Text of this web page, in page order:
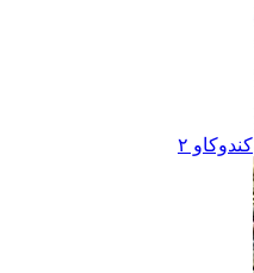
کندوکاو ۲